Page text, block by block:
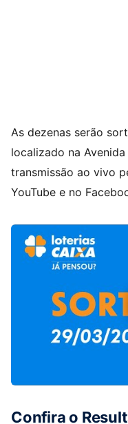
As dezenas serão
localizado na
transmissão ao vivo
YouTube e no
Confira o